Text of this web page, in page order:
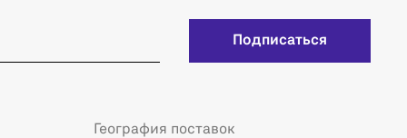
Подписаться
География поставок